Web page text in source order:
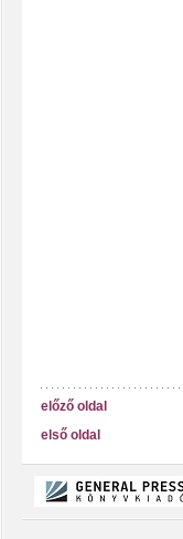
előző oldal
első oldal